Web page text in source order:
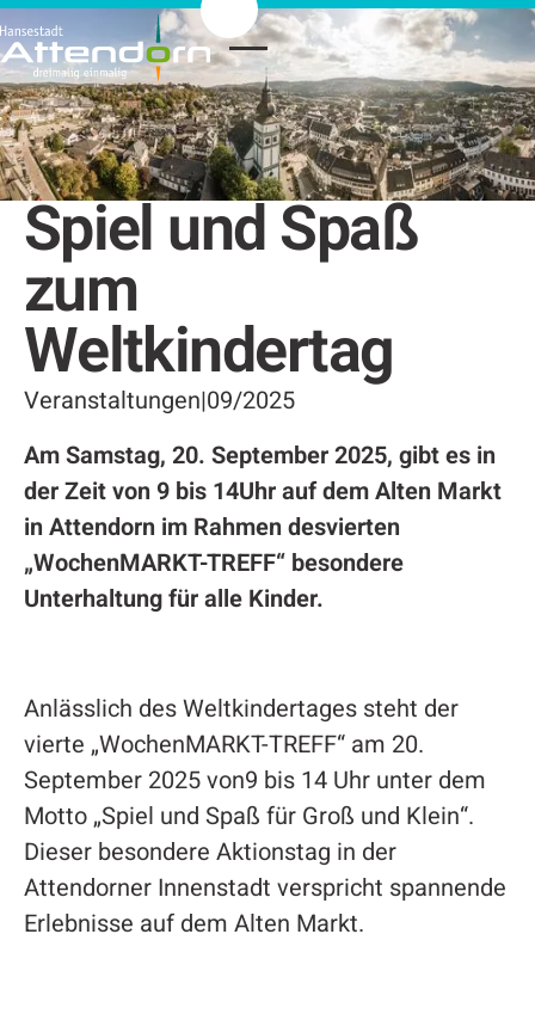
Spiel und Spaß
zum
Weltkindertag
Veranstaltungen|09/2025
Am Samstag, 20. September 2025, gibt es in
der Zeit von 9 bis 14Uhr auf dem Alten Markt
in Attendorn im Rahmen desvierten
„WochenMARKT-TREFF“ besondere
Unterhaltung für alle Kinder.
Anlässlich des Weltkindertages steht der
vierte „WochenMARKT-TREFF“ am 20.
September 2025 von9 bis 14 Uhr unter dem
Motto „Spiel und Spaß für Groß und Klein“.
Dieser besondere Aktionstag in der
Attendorner Innenstadt verspricht spannende
Erlebnisse auf dem Alten Markt.